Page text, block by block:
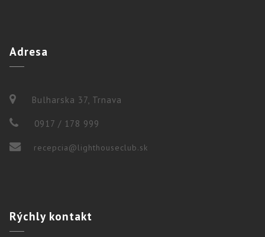
Adresa
Bulharska 37, Trnava
0917 / 178 999
recepcia@lighthouseclub.sk
Rýchlykontakt